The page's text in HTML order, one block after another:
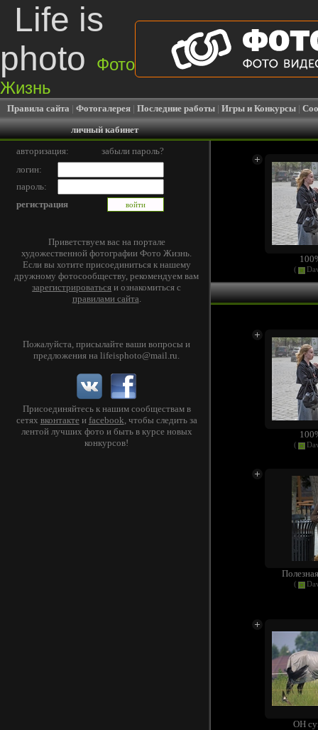
Life is
photo
Фото
Жизнь
Правила сайта | Фотогалерея | Последние работы | Игры и Конкурсы |
личный кабинет
авторизация:
забыли пароль?
логин:
пароль:
регистрация
Приветствуем вас на портале
художественной фотографии Фото Жизнь.
Если вы хотите присоединиться к нашему
дружному фотосообществу, рекомендуем вам
зарегистрироваться и ознакомиться с
правилами сайта.
Пожалуйста, присылайте ваши вопросы и
предложения наlifeisphoto@mail.ru.
Присоединяйтесь к нашим сообществам в
сетях вконтакте и facebook, чтобы следить за
лентой лучших фото и быть в курсе новых
конкурсов!
(
(
(
ОН